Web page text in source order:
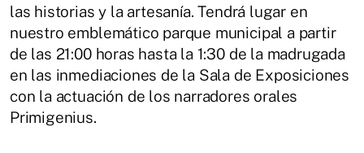
las historias y la artesanía. Tendrá lugar en
nuestro emblemático parque municipal a partir
de las 21:00 horas hasta la 1:30 de la madrugada
en las inmediaciones de la Sala de Exposiciones
con la actuación de los narradores orales
Primigenius.